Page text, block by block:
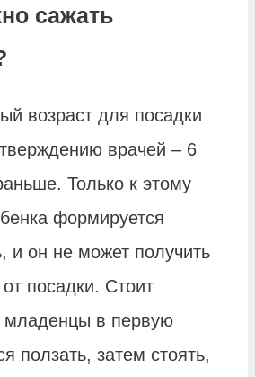
сажать
возраст для посадки
врачей – 6
Только к этому
формируется
и он не может получить
посадки. Стоит
младенцы в первую
ползать, затем стоять,